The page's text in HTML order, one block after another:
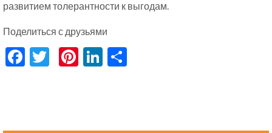
развитием толерантности к выгодам.
Поделиться с друзьями
Facebook
Twitter
Pinterest
LinkedIn